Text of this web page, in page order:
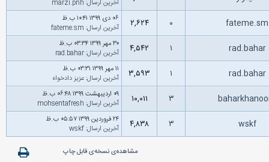
آخرین ارسال:
marzi.pnh
۰ ۲,۶۲۴
۰۶ دى ۱۳۹۹ ۱۰:۴۱ ب.ظ
آخرین ارسال:
fateme.sm
rad.bahar ۴,۵۴۲
۳۰ مهر ۱۳۹۹ ۰۳:۳۴ ب.ظ
آخرین ارسال:
rad.bahar
rad.bahar ۳,۵۹۳
۱۱ مهر ۱۳۹۹ ۰۳:۳۱ ب.ظ
آخرین ارسال:عزیز دادخواه
۳ ۱۰,۰۱۱
۰۹ اردیبهشت ۱۳۹۹ ۰۶:۴۸ ب.ظ
آخرین ارسال:
mohsentafresh
wskf ۳ ۴,۸۳۸
۲۴ فروردین ۱۳۹۹ ۰۵:۵۷ ب.ظ
آخرین ارسال:
wskf
مشاهده‌ی نسخه‌ی قابل چاپ